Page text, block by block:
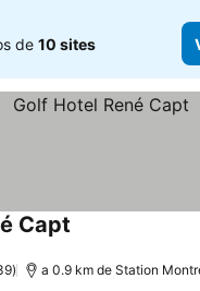
de 10 sites
Capt
a 0.9 km de Station